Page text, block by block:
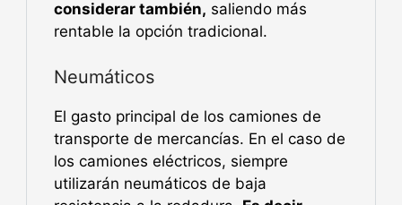
considerar también, saliendo más
rentable la opción tradicional.
Neumáticos
El gasto principal de los camiones de
transporte de mercancías. En el caso de
los camiones eléctricos, siempre
utilizarán neumáticos de baja